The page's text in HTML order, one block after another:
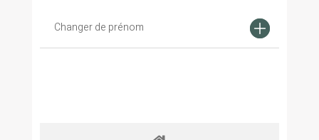
Changer de prénom